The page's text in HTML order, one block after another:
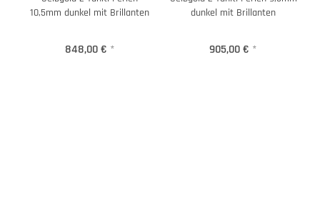
10,5mm dunkel mit Brillanten
848,00 € *
dunkel mit Brillanten
905,00 € *